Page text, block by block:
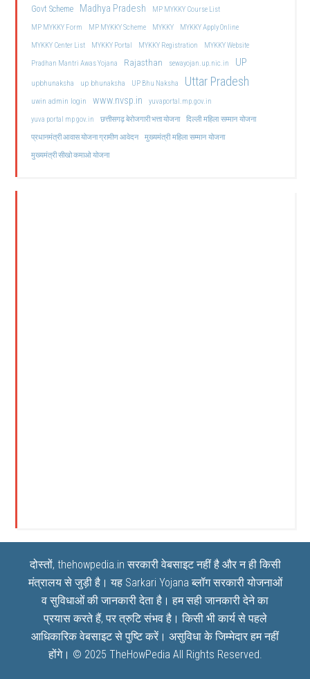
Govt Scheme Madhya Pradesh
MP MYKKY Course List
MP MYKKY Form
MP MYKKY Scheme MYKKY
MYKKY Apply Online
MYKKY Center List
MYKKY Portal MYKKY Registration
MYKKY Website
Pradhan Mantri Awas Yojana
Rajasthan sewayojan.up.nic.in UP
upbhunaksha up bhunaksha UP Bhu Naksha Uttar Pradesh
uwin admin login www.nvsp.in
yuvaportal.mp.gov.in
yuva portal mp gov.in
छत्तीसगढ़ बेरोजगारी भत्ता योजना दिल्ली महिला सम्मान योजना
प्रधानमंत्री आवास योजना ग्रामीण आवेदन मुख्यमंत्री महिला सम्मान योजना
मुख्यमंत्री सीखो कमाओ योजना
दोस्तों, thehowpedia.in सरकारी वेबसाइट नहीं है और न ही किसी
मंत्रालय से जुड़ी है। यह Sarkari Yojana ब्लॉग सरकारी योजनाओं
व सुविधाओं की जानकारी देता है। हम सही जानकारी देने का
प्रयास करते हैं, पर त्रुटि संभव है। किसी भी कार्य से पहले
आधिकारिक वेबसाइट से पुष्टि करें। असुविधा के जिम्मेदार हम नहीं
होंगे। © 2025 TheHowPedia All Rights Reserved.